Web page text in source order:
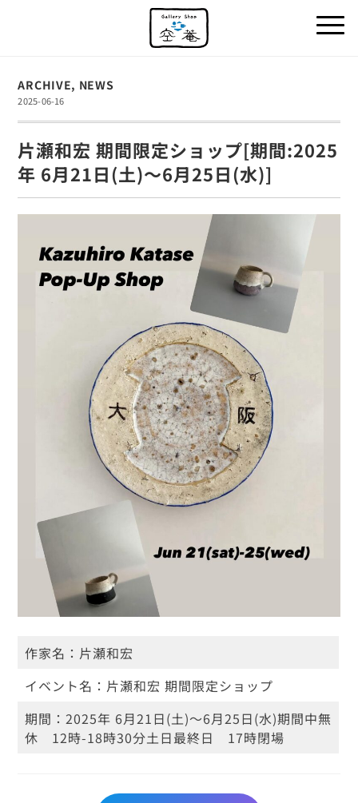
ARCHIVE, NEWS
2025-06-16
片瀬和宏 期間限定ショップ[期間:2025
年 6月21日(土)～6月25日(水)]
作家名： 片瀬和宏
イベント名： 片瀬和宏 期間限定ショップ
期間：2025年 6月21日(土)～6月25日(水)期間中無
休 12時-18時30分土日最終日 17時閉場